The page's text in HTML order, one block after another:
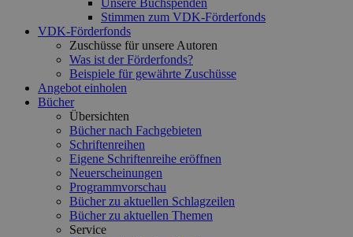
Unsere Buchspenden
Stimmen zum VDK-Förderfonds
VDK-Förderfonds
Zuschüsse für unsere Autoren
Was ist der Förderfonds?
Beispiele für gewährte Zuschüsse
Angebot einholen
Bücher
Übersichten
Bücher nach Fachgebieten
Schriftenreihen
Eigene Schriftenreihe eröffnen
Neuerscheinungen
Programmvorschau
Bücher zu aktuellen Schlagzeilen
Bücher zu aktuellen Themen
Service